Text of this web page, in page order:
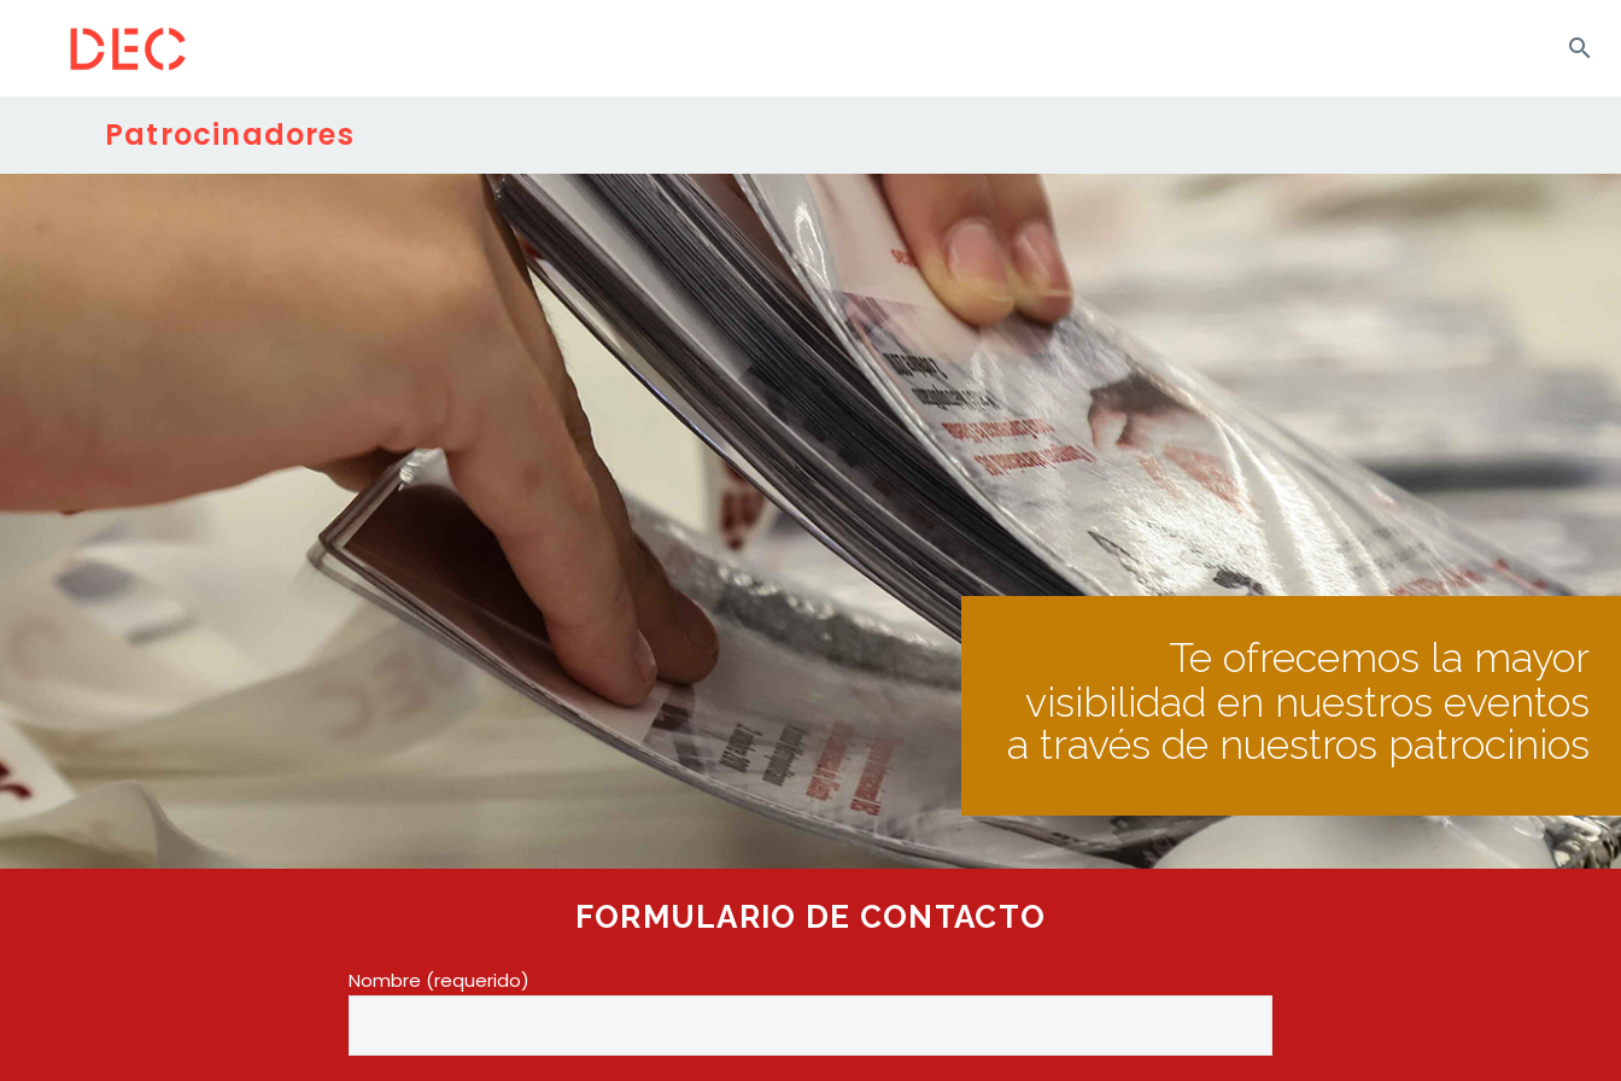
Patrocinadores
Te ofrecemos la mayor
visibilidad en nuestros eventos
a través de nuestros patrocinios
FORMULARIO DE CONTACTO
Nombre (requerido)